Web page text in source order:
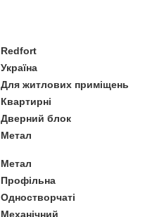
Redfort
Україна
Для житлових приміщень
Квартирні
Дверний блок
Метал
Метал
Профільна
Одностворчаті
Механічний